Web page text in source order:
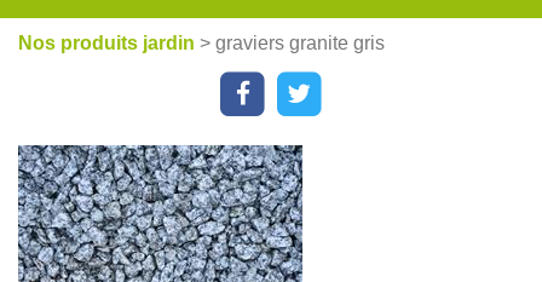
Nos produits jardin > graviers granite gris